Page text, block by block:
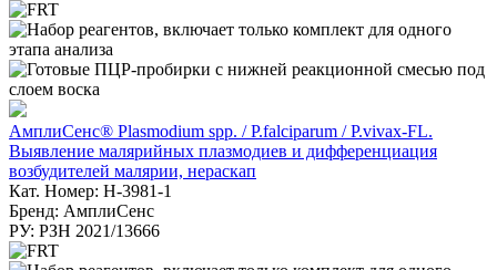
АмплиСенс® Plasmodium spp. / P.falciparum / P.vivax-FL.
Выявление малярийных плазмодиев и дифференциация
возбудителей малярии, нераскап
Кат. Номер: H-3981-1
Бренд: АмплиСенс
РУ: РЗН 2021/13666